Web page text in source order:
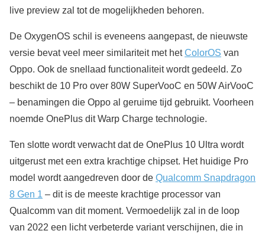
live preview zal tot de mogelijkheden behoren.
De OxygenOS schil is eveneens aangepast, de nieuwste
versie bevat veel meer similariteit met hetColorOS van
Oppo. Ook de snellaad functionaliteit wordt gedeeld. Zo
beschikt de 10 Pro over 80W SuperVooC en 50W AirVooC
– benamingen die Oppo al geruime tijd gebruikt. Voorheen
noemde OnePlus dit Warp Charge technologie.
Ten slotte wordt verwacht dat de OnePlus 10 Ultra wordt
uitgerust met een extra krachtige chipset. Het huidige Pro
model wordt aangedreven door de Qualcomm Snapdragon
8 Gen 1 – dit is de meeste krachtige processor van
Qualcomm van dit moment. Vermoedelijk zal in de loop
van 2022 een licht verbeterde variant verschijnen, die in